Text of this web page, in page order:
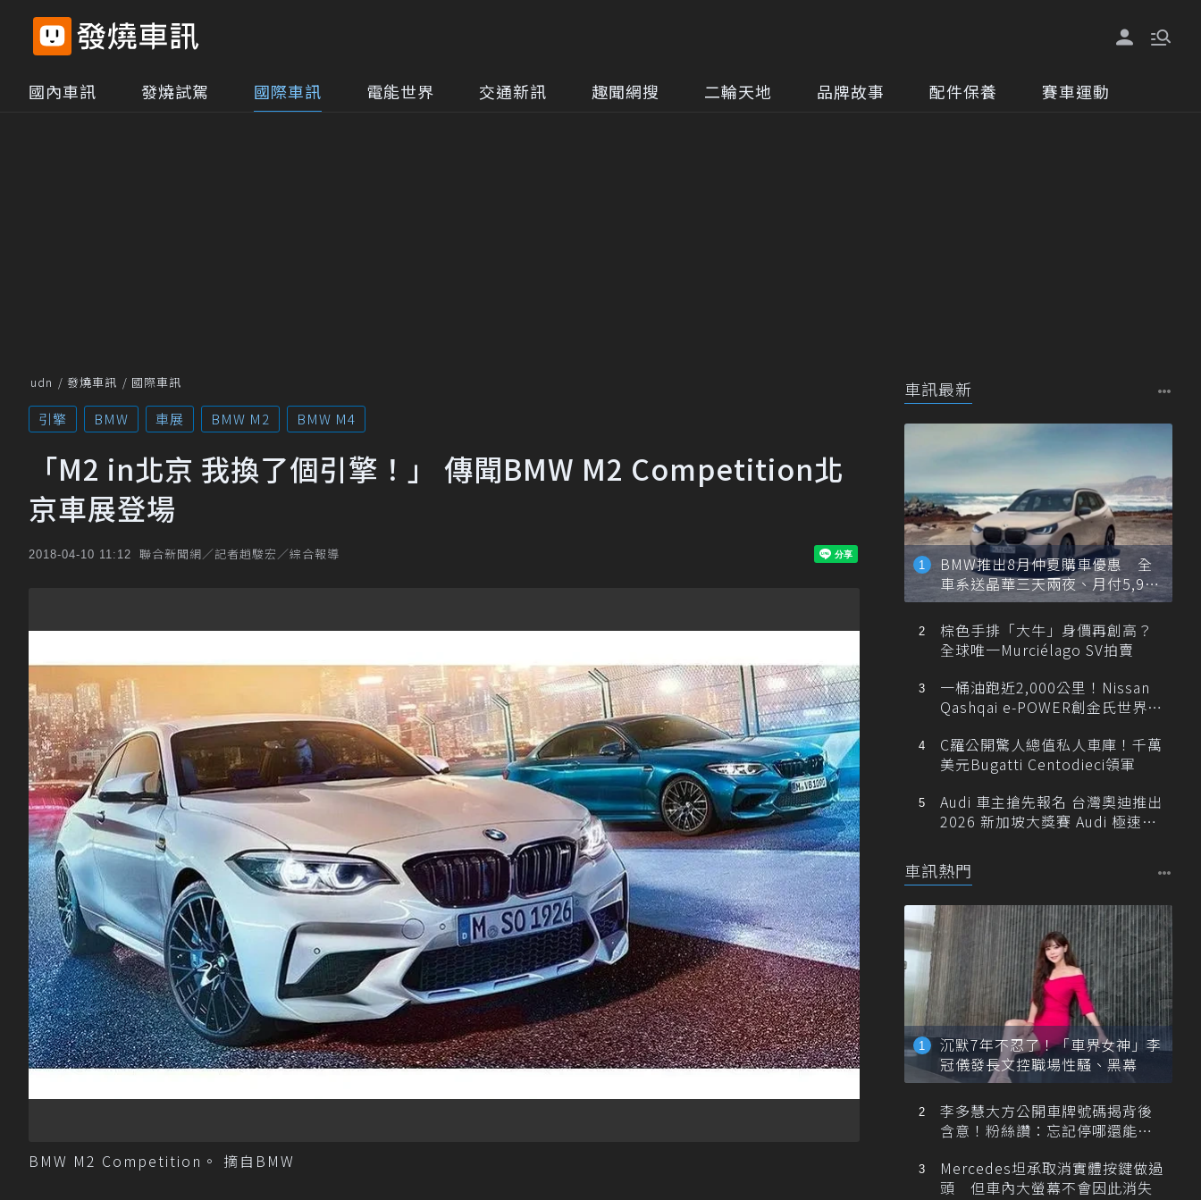
國內車訊 發燒試駕 國際車訊 電能世界 交通新訊 趣聞網搜 二輪天地 品牌故事 配件保養 賽車運動
udn 發燒車訊 國際車訊
引擎 BMW 車展 BMW M2 BMW M4
「M2 in北京 我換了個引擎！」 傳聞BMW M2 Competition北
京車展登場
2018-04-10 11:12 聯合新聞網／記者趙駿宏／綜合報導
BMW M2 Competition。 摘自BMW
車訊最新
BMW推出8月仲夏購車優惠 全
車系送晶華三天兩夜、月付5,900
元起
棕色手排「大牛」身價再創高？
全球唯一Murciélago SV拍賣
一桶油跑近2,000公里！Nissan
Qashqai e-POWER創金氏世界紀
C羅公開驚人總值私人車庫！千萬
美元Bugatti Centodieci領軍
Audi 車主搶先報名 台灣奧迪推出
2026 新加坡大獎賽 Audi 極速之
車訊熱門
沉默7年不忍了！「車界女神」李
冠儀發長文控職場性騷、黑幕
李多慧大方公開車牌號碼揭背後
含意！粉絲讚：忘記停哪還能幫
Mercedes坦承取消實體按鍵做過
頭 但車內大螢幕不會因此消失